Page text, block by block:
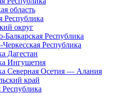
область
Республика
округ
Балкарская Республика
Черкесская Республика
Дагестан
Ингушетия
Северная Осетия — Алания
край
Республика